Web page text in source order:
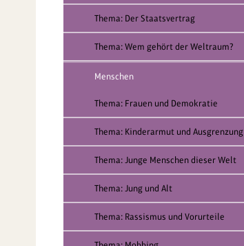
Thema: Der Staatsvertrag
Thema: Wem gehört der Weltraum?
Menschen
Thema: Frauen und Demokratie
Thema: Kinderarmut und Ausgrenzung
Thema: Junge Menschen dieser Welt
Thema: Jung und Alt
Thema: Rassismus und Vorurteile